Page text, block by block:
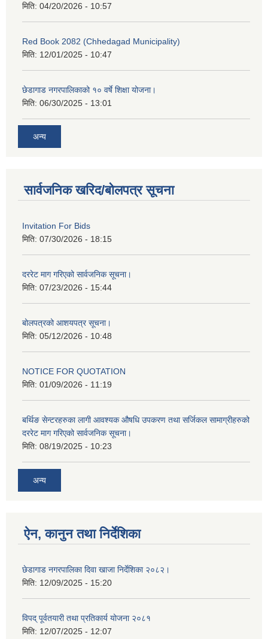
मिति: 04/20/2026 - 10:57
Red Book 2082 (Chhedagad Municipality)
मिति: 12/01/2025 - 10:47
छेडागाड नगरपालिकाको १० वर्षे शिक्षा योजना।
मिति: 06/30/2025 - 13:01
अन्य
सार्वजनिक खरिद/बोलपत्र सूचना
Invitation For Bids
मिति: 07/30/2026 - 18:15
दररेट माग गरिएको सार्वजनिक सूचना।
मिति: 07/23/2026 - 15:44
बोलपत्रको आशयपत्र सूचना।
मिति: 05/12/2026 - 10:48
NOTICE FOR QUOTATION
मिति: 01/09/2026 - 11:19
बर्थिङ सेन्टरहरुका लागी आवश्यक औषधि उपकरण तथा सर्जिकल सामाग्रीहरुको
दररेट माग गरिएको सार्वजनिक सूचना।
मिति: 08/19/2025 - 10:23
अन्य
ऐन, कानुन तथा निर्देशिका
छेडागाड नगरपालिका दिवा खाजा निर्देशिका २०८२।
मिति: 12/09/2025 - 15:20
विपद् पूर्वतयारी तथा प्रतिकार्य योजना २०८१
मिति: 12/07/2025 - 12:07